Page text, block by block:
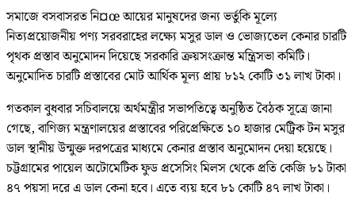
সমাজে বসবাসরত নি¤œ আয়ের মানুষদের জন্য ভর্তুকি মূল্যে
নিত্যপ্রয়োজনীয় পণ্য সরবরাহের লক্ষ্যে মসুর ডাল ও ভোজ্যতেল কেনার চারটি
পৃথক প্রস্তাব অনুমোদন দিয়েছে সরকারি ক্রয়সংক্রান্ত মন্ত্রিসভা কমিটি।
অনুমোদিত চারটি প্রস্তাবের মোট আর্থিক মূল্য প্রায় ৮১২ কোটি ৩১ লাখ টাকা।
গতকাল বুধবার সচিবালয়ে অর্থমন্ত্রীর সভাপতিত্বে অনুষ্ঠিত বৈঠক সূত্রে জানা
গেছে, বাণিজ্য মন্ত্রণালয়ের প্রস্তাবের পরিপ্রেক্ষিতে ১০ হাজার মেট্রিক টন মসুর
ডাল স্থানীয় উন্মুক্ত দরপত্রের মাধ্যমে কেনার প্রস্তাব অনুমোদন দেয়া হয়েছে।
চট্টগ্রামের পায়েল অটোমেটিক ফুড প্রসেসিং মিলস থেকে প্রতি কেজি ৮১ টাকা
৪৭ পয়সা দরে এ ডাল কেনা হবে। এতে ব্যয় হবে ৮১ কোটি ৪৭ লাখ টাকা।